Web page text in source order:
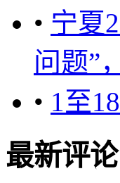
• 宁夏
问题”
• 1至
最新评论